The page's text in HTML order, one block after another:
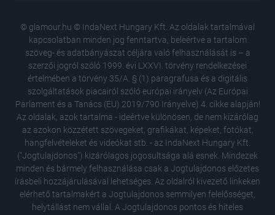
© glamour.hu © IndaNext Hungary Kft. Az oldalak tartalmával
kapcsolatban minden jog fenntartva, beleértve a tartalom
szöveg- és adatbányászat céljára való felhasználását is – a
szerzői jogról szóló 1999. évi LXXVI. törvény rendelkezései
értelmében a törvény 35/A. § (1) paragrafusa és a digitális
szolgáltatások piacairól szóló európai irányelv (Az Európai
Parlament és a Tanács (EU) 2019/790 Irányelve) 4. cikke alapján!
Az oldalak, azok tartalma - ideértve különösen, de nem kizárólag
az azokon közzétett szövegeket, grafikákat, képeket, fotókat,
hangfelvételeket és videókat stb. - az IndaNext Hungary Kft.
("Jogtulajdonos") kizárólagos jogosultsága alá esnek. Mindezek
minden és bármely felhasználása csak a Jogtulajdonos előzetes
írásbeli hozzájárulásával lehetséges. Az oldalról kivezető linkeken
elérhető tartalmakért a Jogtulajdonos semmilyen felelősséget,
helytállást nem vállal. A Jogtulajdonos pontos és hiteles